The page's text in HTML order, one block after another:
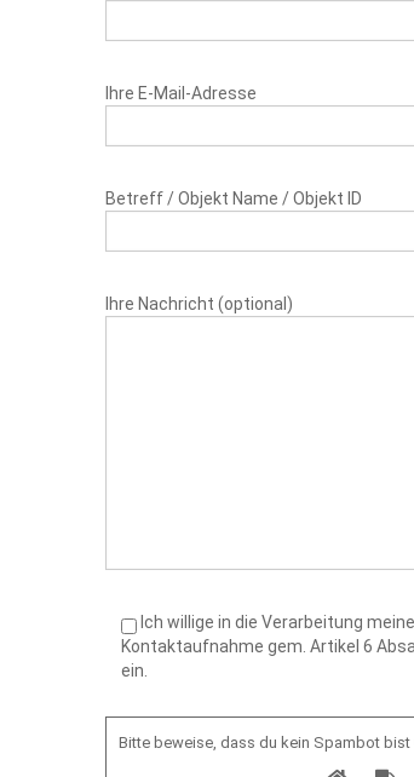
Ihre E-Mail-Adresse
Betreff / Objekt Name / Objekt ID
Ihre Nachricht (optional)
Ich willige in die Verarbeitung
Kontaktaufnahme gem. Artikel 6
ein.
Bitte beweise, dass du kein Spambot bist